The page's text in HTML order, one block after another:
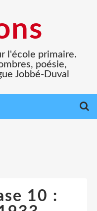
l'école primaire.
poésie,
Jobbé-Duval
10 :